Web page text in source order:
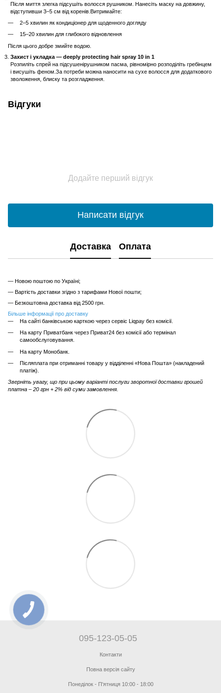
Після миття злегка підсушіть волосся рушником. Нанесіть маску на довжину,
відступивши 3–5 см від коренів.Витримайте:
2–5 хвилин як кондиціонер для щоденного догляду
15–20 хвилин для глибокого відновлення
Після цього добре змийте водою.
Захист і укладка — deeply protecting hair spray 10 in 1
Розпиліть спрей на підсушенірушником пасма, рівномірно розподіліть гребінцем
і висушіть феном.За потреби можна наносити на сухе волосся для додаткового
зволоження, блиску та розгладження.
Відгуки
Додайте перший відгук
Написати відгук
Доставка Оплата
— Новою поштою по Україні;
— Вартість доставки згідно з тарифами Нової пошти;
— Безкоштовна доставка від 2500 грн.
Більше інформації про доставку
На сайті банківською карткою через сервіс Liqpay без комісії.
На карту Приватбанк через Приват24 без комісії або термінал
самообслуговування.
На карту Монобанк.
Післяплата при отриманні товару у відділенні «Нова Пошта» (накладений
платіж).
Зверніть увагу, що при цьому варіанті послуги зворотної доставки грошей
платна – 20 грн + 2% від суми замовлення.
095-123-05-05
Контакти
Повна версія сайту
Понеділок - П'ятниця 10:00 - 18:00